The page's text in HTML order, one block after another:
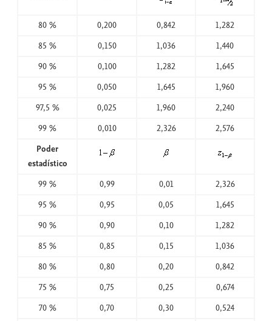
80 % 0,200 0,842
1,282
85 %
0,150 1,036
1,440
90 %
0,100 1,282
1,645
95 %
0,050 1,645
1,960
97,5 %
0,025 1,960
2,240
99 %
0,010 2,326
2,576
Poder
estadístico
99 %
0,99 0,01
2,326
95 %
0,95 0,05
1,645
90 %
0,90 0,10
1,282
85 %
0,85 0,15
1,036
80 %
0,80 0,20
0,842
75 %
0,75 0,25
0,674
70 %
0,70 0,30 0,524